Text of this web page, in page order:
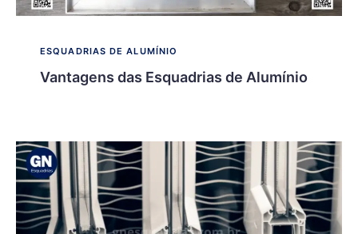
ESQUADRIAS DE ALUMÍNIO
Vantagens das Esquadrias de Alumínio